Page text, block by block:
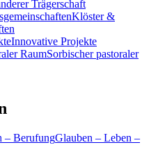
Trägerschaft
Klöster &
Innovative Projekte
Sorbischer pastoraler
Glauben – Leben –